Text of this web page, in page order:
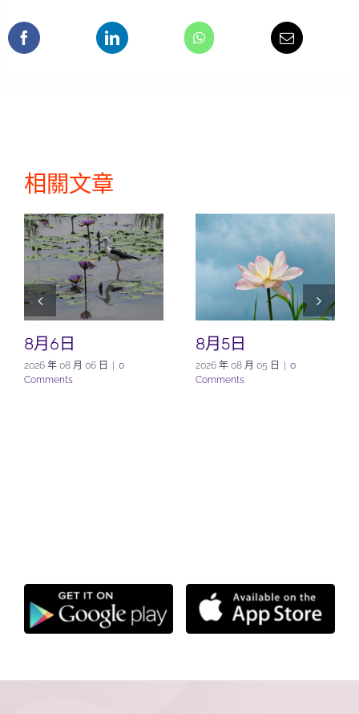
相關文章
8月6日
2026 年 08 月 06 日 | 0
Comments
8月5日
2026 年 08 月 05 日 | 0
Comments